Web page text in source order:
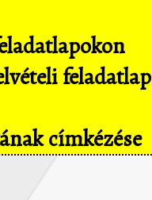
feladatlap
címkézése